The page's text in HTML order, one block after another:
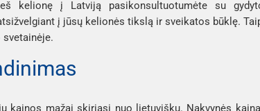
kelionę į Latviją pasikonsultuotumėte su
į jūsų kelionės tikslą ir sveikatos būklę.
svetainėje.
kainos mažai skiriasi nuo lietuviškų. Nakvynės